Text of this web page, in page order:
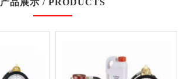
产品展示 / PRODUCTS